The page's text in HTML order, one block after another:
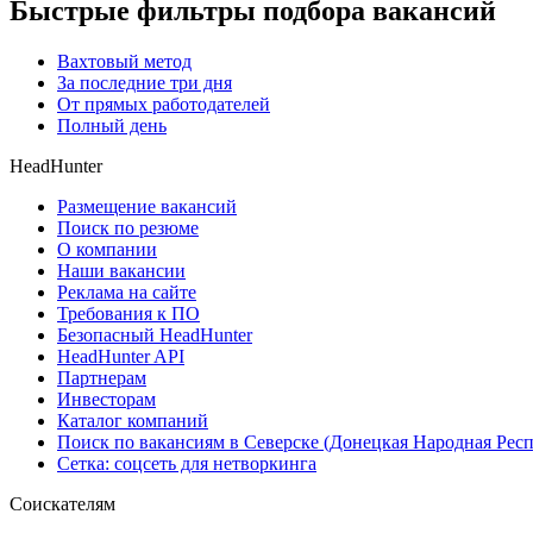
Быстрые фильтры подбора вакансий
Вахтовый метод
За последние три дня
От прямых работодателей
Полный день
HeadHunter
Размещение вакансий
Поиск по резюме
О компании
Наши вакансии
Реклама на сайте
Требования к ПО
Безопасный HeadHunter
HeadHunter API
Партнерам
Инвесторам
Каталог компаний
Поиск по вакансиям в Северске (Донецкая Народная
Сетка: соцсеть для нетворкинга
Соискателям